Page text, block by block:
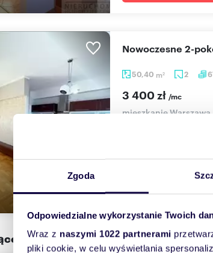
Zgoda
Odpowiedzialne wykorzystanie Twoich
Wraz z naszymi 1022 partnerami
pliki cookie, w celu wyświetlania
50,40 m2 2
Nowoczesne 2-
3 400 zł /mc
mieszkanie
Twoje kryteria w promieniu15 km(